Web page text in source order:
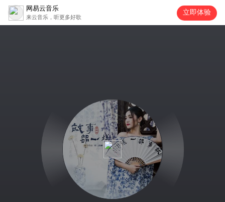
网易云音乐
来云音乐，听更多好歌
立即体验